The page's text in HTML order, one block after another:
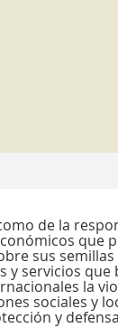
de la
que
sus
servicios
la
sociales y
y